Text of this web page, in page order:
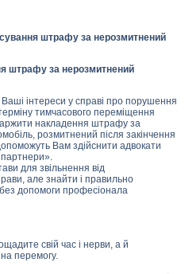
штрафу за нерозмитнений
штрафу за нерозмитнений
інтереси у справі про порушення
тимчасового переміщення
накладення штрафу за
розмитнений після закінчення
Вам здійснити адвокати
для звільнення від
але знайти і правильно
допомоги професіонала
свій час і нерви, а й
перемогу.